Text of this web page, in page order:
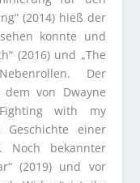
(2014) hieß der
konnte und
(2016) und „The
Der
von Dwayne
with my
einer
Noch bekannter
(2019) und vor